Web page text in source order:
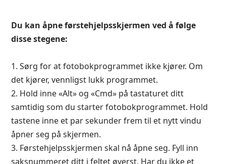
Du kan åpne førstehjelpsskjermen ved å følge
disse stegene:
1. Sørg for at fotobokprogrammet ikke kjører. Om
det kjører, vennligst lukk programmet.
2. Hold inne «Alt» og «Cmd» på tastaturet ditt
samtidig som du starter fotobokprogrammet. Hold
tastene inne et par sekunder frem til et nytt vindu
åpner seg på skjermen.
3. Førstehjelpsskjermen skal nå åpne seg. Fyll inn
saksnummeret ditt i feltet øverst. Har du ikke et